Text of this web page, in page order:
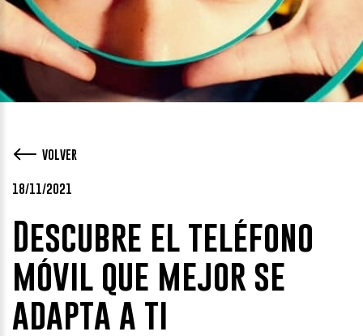
VOLVER
18/11/2021
Descubre el teléfono
móvil que mejor se
adapta a ti